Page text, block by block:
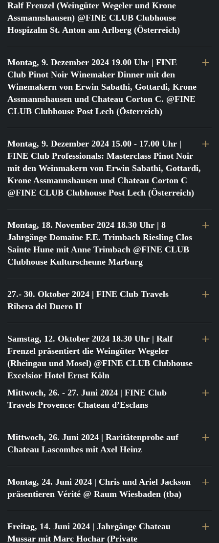
Ralf Frenzel (Weingüter Wegeler und Krone
Assmannshausen) @FINE CLUB Clubhouse
Hospizalm St. Anton am Arlberg (Österreich)
Montag, 9. Dezember 2024 19.00 Uhr | FINE
Club Pinot Noir Winemaker Dinner mit den
Winemakern von Erwin Sabathi, Gottardi, Krone
Assmannshausen und Chateau Corton C. @FINE
CLUB Clubhouse Post Lech (Österreich)
Montag, 9. Dezember 2024 15.00 - 17.00 Uhr |
FINE Club Professionals: Masterclass Pinot Noir
mit den Weinmakern von Erwin Sabathi, Gottardi,
Krone Assmannshausen und Chateau Corton C
@FINE CLUB Clubhouse Post Lech (Österreich)
Montag, 18. November 2024 18.30 Uhr | 8
Jahrgänge Domaine F.E. Trimbach Riesling Clos
Sainte Hune mit Anne Trimbach @FINE CLUB
Clubhouse Kulturscheune Marburg
27.- 30. Oktober 2024 | FINE Club Travels
Ribera del Duero II
Samstag, 12. Oktober 2024 18.30 Uhr | Ralf
Frenzel präsentiert die Weingüter Wegeler
(Rheingau und Mosel) @FINE CLUB Clubhouse
Excelsior Hotel Ernst Köln
Mittwoch, 26. - 27. Juni 2024 | FINE Club
Travels Provence: Chateau d’Esclans
Mittwoch, 26. Juni 2024 | Raritätenprobe auf
Chateau Lascombes mit Axel Heinz
Montag, 24. Juni 2024 | Chris und Ariel Jackson
präsentieren Vérité @ Raum Wiesbaden (tba)
Freitag, 14. Juni 2024 | Jahrgänge Chateau
Mussar mit Marc Hochar (Private